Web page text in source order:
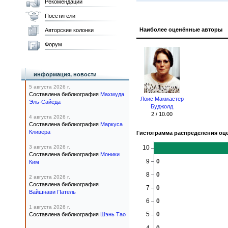
Наиболее оценённые авторы
Лоис Макмастер
Буджолд
2 / 10.00
Гистограмма распределения
Рекомендации
Посетители
Авторские колонки
Форум
информация, новости
5 августа 2026 г.
Составлена библиография Махмуда
Эль-Сайеда
4 августа 2026 г.
Составлена библиография Маркуса
Кливера
3 августа 2026 г.
Составлена библиография Моники
Ким
2 августа 2026 г.
Составлена библиография
Вайшнави Патель
1 августа 2026 г.
Составлена библиография Шэнь Тао